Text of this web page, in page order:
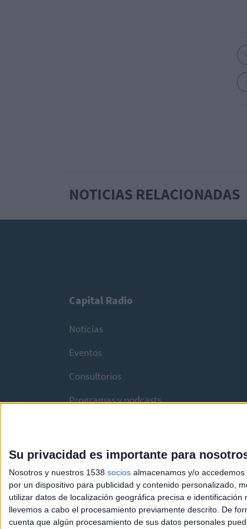
Su privacidad es importante para
Nosotros y nuestros 1538 socios almacenamos y/o
por un dispositivo para publicidad y contenido personalizado,
utilizar datos de localización geográfica precisa e
llevemos a cabo el procesamiento previamente descrito. De
cuenta que algún procesamiento de sus datos personales
NOTICIAS RELACIONADAS
Capital Radio
Noticias
Eventos
Consultorios
Programas y podcasts